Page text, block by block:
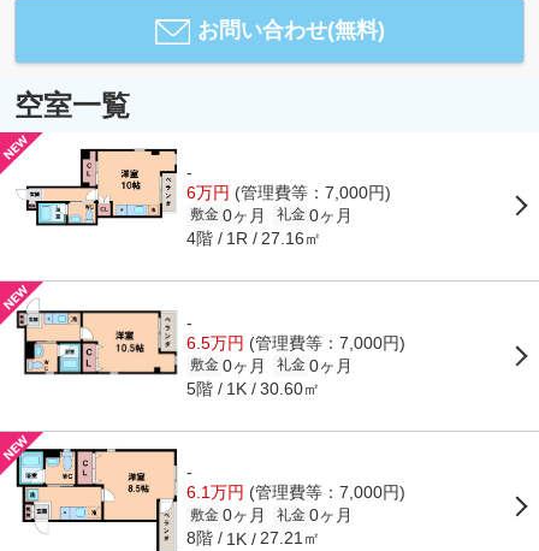
お問い合わせ(無料)
空室一覧
-
6万円 (管理費等：7,000円)
敷金 0ヶ月 礼金 0ヶ月
4階 1R 27.16㎡
-
6.5万円 (管理費等：7,000円)
敷金 0ヶ月 礼金 0ヶ月
5階 1K 30.60㎡
-
6.1万円 (管理費等：7,000円)
敷金 0ヶ月 礼金 0ヶ月
8階 1K 27.21㎡